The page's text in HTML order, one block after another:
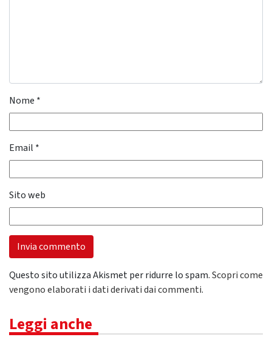
Nome *
Email *
Sito web
Questo sito utilizza Akismet per ridurre lo spam.Scopri come
vengono elaborati i dati derivati dai commenti.
Leggi anche